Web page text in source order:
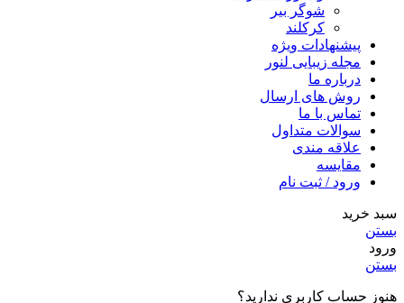
شوگر بير
کرکلند
پیشنهادات ویژه
مجله زیبایی لنور
درباره ما
روش های ارسال
تماس با ما
سوالات متداول
علاقه مندی
مقایسه
ورود / ثبت نام
سبد خرید
بستن
ورود
بستن
هنوز حساب کاربری ندارید؟